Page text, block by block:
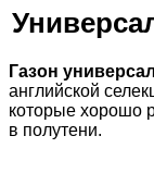
Газон
английской
которые хорошо
в полутени.